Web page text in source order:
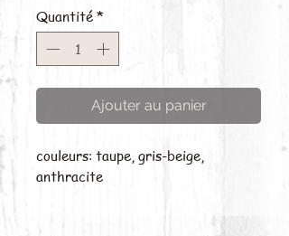
Quantité *
Ajouter au panier
couleurs: taupe, gris-beige,
anthracite